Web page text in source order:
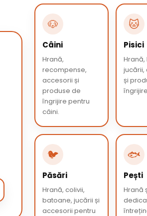
🐶
Câini
Hrană,
recompense,
accesorii și
produse de
îngrijire pentru
câini.
🐱
Pisici
Hrană,
jucării,
și
🐦
Păsări
Hrană, colivii,
batoane, jucării și
accesorii pentru
🐟
Pești
Hrană